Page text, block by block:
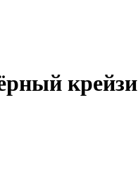
крейзи